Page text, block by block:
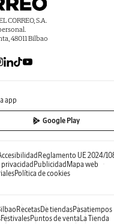
CORREO, S.A.
48011 Bilbao
app
Google Play
Reglamento UE 2024/
privacidadPublicidadMapa web
Política de cookies
RecetasDe tiendasPasatiempos
FestivalesPuntos de ventaLa Tienda